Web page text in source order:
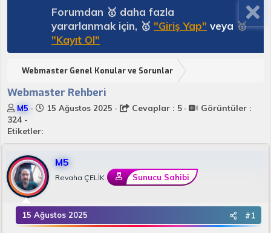
Forumdan 🥇 daha fazla
yararlanmak için, 🥇 "Giriş Yap" veya 🥇
"Kayıt Ol"
Webmaster Genel Konular ve Sorunlar
Webmaster Rehberi
K
o
n
u
u
B
a
ş
a
M5
B
l
n
g
ı
t
a
15 Ağustos 2025 Cevaplar : 5
Görüntüler :
324 -
Etiketler:
M5
Revaha ÇELİK Sunucu Sahibi
15 Ağustos 2025 #1